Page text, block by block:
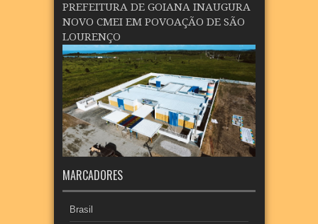
PREFEITURA DE GOIANA INAUGURA
NOVO CMEI EM POVOAÇÃO DE SÃO
LOURENÇO
MARCADORES
Brasil